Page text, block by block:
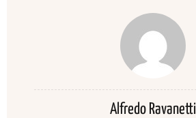
Alfredo Ravanetti